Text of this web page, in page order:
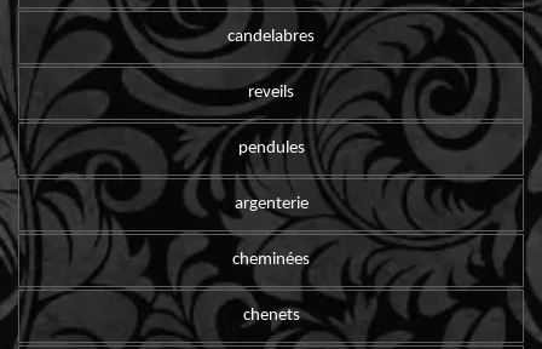
candelabres
reveils
pendules
argenterie
cheminées
chenets